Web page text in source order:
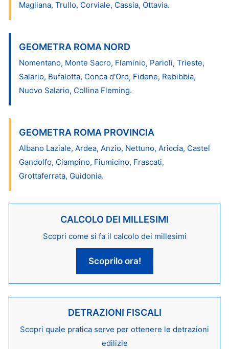
Magliana, Trullo, Corviale, Cassia, Ottavia.
GEOMETRA ROMA NORD
Nomentano, Monte Sacro, Flaminio, Parioli, Trieste,
Salario, Bufalotta, Conca d'Oro, Fidene, Rebibbia,
Nuovo Salario, Collina Fleming.
GEOMETRA ROMA PROVINCIA
Albano Laziale, Ardea, Anzio, Nettuno, Ariccia, Castel
Gandolfo, Ciampino, Fiumicino, Frascati,
Grottaferrata, Guidonia.
CALCOLO DEI MILLESIMI
Scopri come si fa il calcolo dei millesimi
Scoprilo ora!
DETRAZIONI FISCALI
Scopri quale pratica serve per ottenere le detrazioni
edilizie